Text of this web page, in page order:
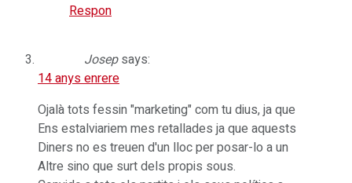
Respon
Josep says:
14 anys enrere
Ojalà tots fessin "marketing" com tu dius, ja que
Ens estalviariem mes retallades ja que aquests
Diners no es treuen d'un lloc per posar-lo a un
Altre sino que surt dels propis sous.